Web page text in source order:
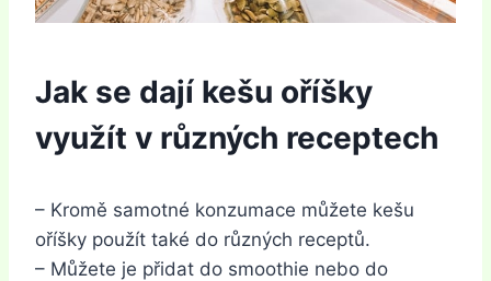
Jak se dají kešu oříšky
využít v různých receptech
– Kromě samotné konzumace můžete kešu
oříšky použít také do různých receptů.
– Můžete je přidat do smoothie nebo do